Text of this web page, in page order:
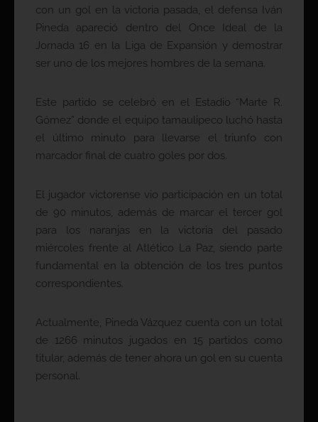
con un gol en la victoria pasada, el defensa Iván
Pineda apareció dentro del Once Ideal de la
Jornada 16 en la Liga de Expansión y demostrar
ser uno de los mejores hombres de la semana.
Este partido se celebró en el Estadio “Marte R.
Gómez” donde el equipo tamaulipeco luchó hasta
el último minuto para llevarse el triunfo con
marcador final de cuatro goles por dos.
El jugador victorense vio participación en un total
de 90 minutos, además de marcar el tercer gol
para los naranjas en la victoria del pasado
miércoles frente al Atlético La Paz, siendo parte
fundamental en la obtención de los tres puntos
correspondientes.
Actualmente, Pineda Vázquez cuenta con un total
de 1266 minutos jugados en 15 partidos como
titular, además de tener ahora un gol en su cuenta
personal.